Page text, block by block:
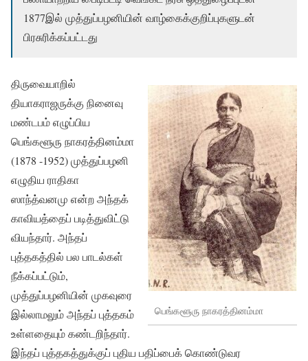
1877இல் முத்துப்பழனியின் வாழ்கைக்குறிப்புகளுடன்
பிரசுரிக்கப்பட்டது
பெங்களூரு நாகரத்தினம்மா
திருவையாறில்
தியாகராஜருக்கு நினைவு
மண்டபம் எழுப்பிய
பெங்களூரு நாகரத்தினம்மா
(1878 -1952) முத்துப்பழனி
எழுதிய ராதிகா
ஸாந்த்வனமு என்ற அந்தக்
காவியத்தைப் படித்துவிட்டு
வியந்தார். அந்தப்
புத்தகத்தில் பல பாடல்கள்
நீக்கப்பட்டும்,
முத்துப்பழனியின் முகவுரை
இல்லாமலும் அந்தப் புத்தகம்
உள்ளதையும் கண்டறிந்தார்.
இந்தப் புத்தகத்துக்குப் புதிய பதிப்பைக் கொண்டுவர